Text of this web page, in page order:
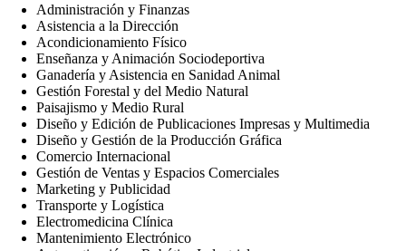
Administración y Finanzas
Asistencia a la Dirección
Acondicionamiento Físico
Enseñanza y Animación Sociodeportiva
Ganadería y Asistencia en Sanidad Animal
Gestión Forestal y del Medio Natural
Paisajismo y Medio Rural
Diseño y Edición de Publicaciones Impresas y Multimedia
Diseño y Gestión de la Producción Gráfica
Comercio Internacional
Gestión de Ventas y Espacios Comerciales
Marketing y Publicidad
Transporte y Logística
Electromedicina Clínica
Mantenimiento Electrónico